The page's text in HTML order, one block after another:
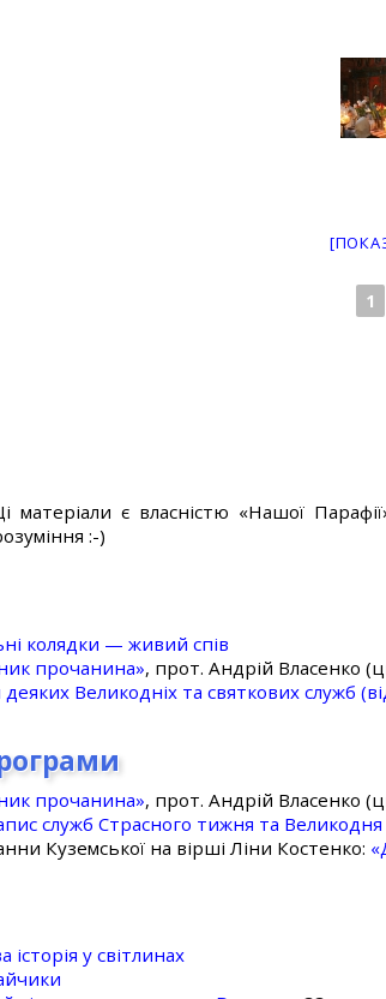
1
матеріали є власністю «Нашої
:-)
колядки — живий спів
прочанина», прот. Андрій Власенко
Великодніх та святкових служб
прочанина», прот. Андрій Власенко
служб Страсного тижня та
Куземської на вірші Ліни Костенко:
історія у світлинах